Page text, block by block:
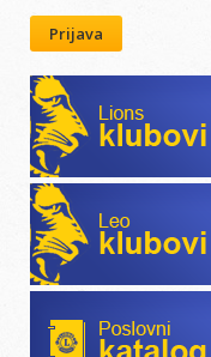
Prijava
Lions klubovi
Leo klubovi